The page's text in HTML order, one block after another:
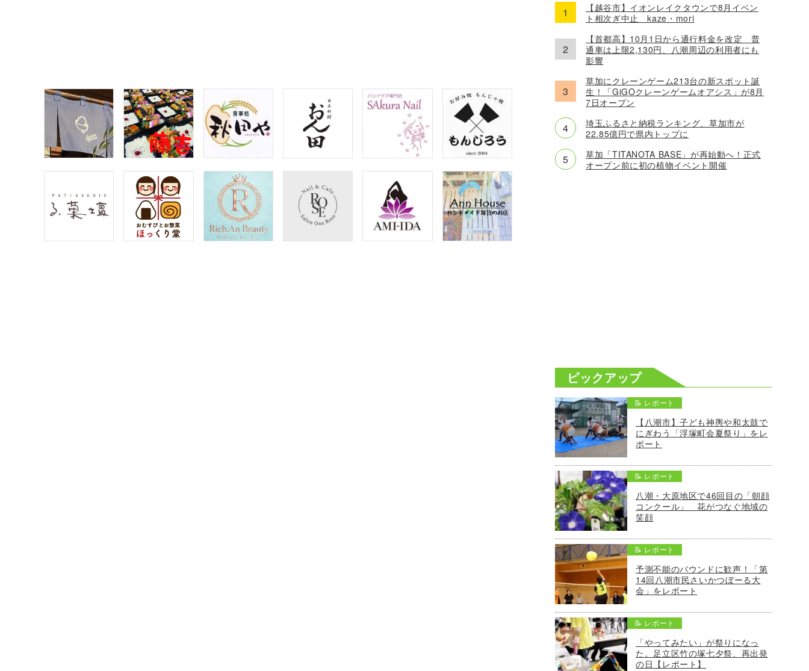
【越谷市】イオンレイクタウンで8月イベン
ト相次ぎ中止 kaze・mori
【首都高】10月1日から通行料金を改定 普
通車は上限2,130円、八潮周辺の利用者にも
影響
草加にクレーンゲーム213台の新スポット誕
生！「GiGOクレーンゲームオアシス」が8月
7日オープン
埼玉ふるさと納税ランキング、草加市が
22.85億円で県内トップに
草加「TITANOTA BASE」が再始動へ！正式
オープン前に初の植物イベント開催
ピックアップ
📝 レポート
【八潮市】子ども神輿や和太鼓で
にぎわう「浮塚町会夏祭り」をレ
ポート
📝 レポート
八潮・大原地区で46回目の「朝顔
コンクール」 花がつなぐ地域の
笑顔
📝 レポート
予測不能のバウンドに歓声！「第
14回八潮市民さいかつぼーる大
会」をレポート
📝 レポート
「やってみたい」が祭りになっ
た。足立区竹の塚七夕祭、再出発
の日【レポート】